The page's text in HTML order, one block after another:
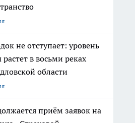
не отступает: уровень
в восьми реках
области
приём заявок на